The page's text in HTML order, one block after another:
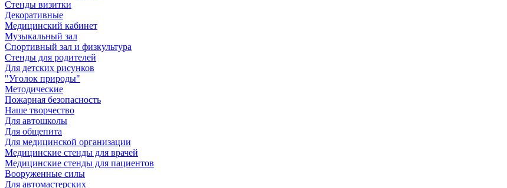
Стенды визитки
Декоративные
Медицинский кабинет
Музыкальный зал
Спортивный зал и физкультура
Стенды для родителей
Для детских рисунков
"Уголок природы"
Методические
Пожарная безопасность
Наше творчество
Для автошколы
Для общепита
Для медицинской организации
Медицинские стенды для врачей
Медицинские стенды для пациентов
Вооруженные силы
Для автомастерских